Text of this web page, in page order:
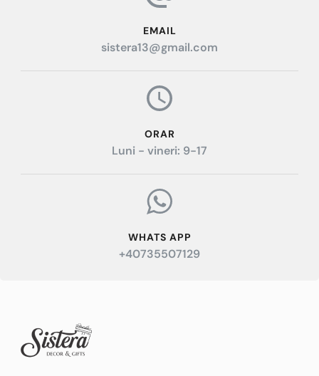
EMAIL
sistera13@gmail.com
ORAR
Luni - vineri: 9-17
WHATS APP
+40735507129